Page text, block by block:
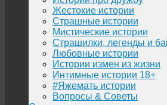
Жестокие истории
Страшные истории
Мистические истории
Страшилки, легенды и
Любовные истории
Истории измен из жизни
Интимные истории 18+
#Яжемать истории
Вопросы & Советы